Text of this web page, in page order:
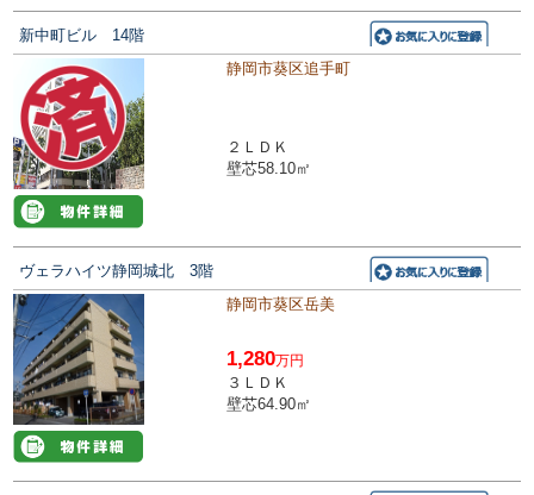
新中町ビル 14階
静岡市葵区追手町
２ＬＤＫ
壁芯58.10㎡
ヴェラハイツ静岡城北 3階
静岡市葵区岳美
1,280万円
３ＬＤＫ
壁芯64.90㎡